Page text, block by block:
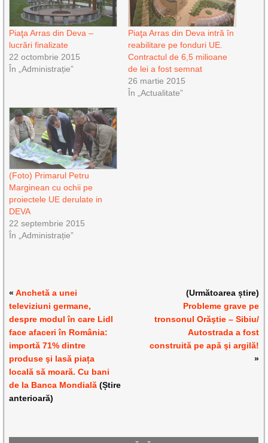
Piaţa Arras din Deva –
lucrări finalizate
22 octombrie 2015
În „Administrație”
Piaţa Arras din Deva intră în
reabilitare pe fonduri UE.
Contractul de 6,5 milioane
de lei a fost semnat
26 martie 2015
În „Actualitate”
(Foto) Primarul Petru
Marginean cu ochii pe
proiectele UE derulate in
DEVA
22 septembrie 2015
În „Administrație”
«Anchetă a unei
televiziuni germane,
despre modul în care Lidl
face afaceri în România:
importă 71% dintre
produse şi lasă piața
locală să moară. Cu bani
de la Banca Mondială (Știre
anterioară)
(Următoarea știre)
Probleme grave pe
tronsonul Orăştie – Sibiu/
Autostrada a fost
construită pe apă şi argilă!
»